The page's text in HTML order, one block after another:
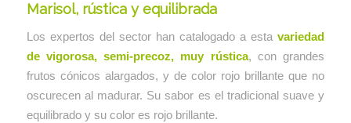
Marisol, rústica y equilibrada
Los expertos del sector han catalogado a estavariedad
de vigorosa, semi-precoz, muy rústica, con grandes
frutos cónicos alargados, y de color rojo brillante que no
oscurecen al madurar. Su sabor es el tradicional suave y
equilibrado y su color es rojo brillante.